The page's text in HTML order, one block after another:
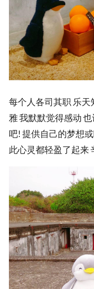
每个人各司其职 乐
雅 我默默觉得感动
吧! 提供自己的梦想
此心灵都轻盈了起来